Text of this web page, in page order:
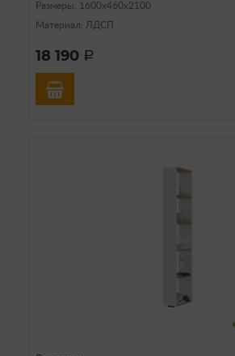
Размеры: 1600х460х2100
Материал: ЛДСП
18 190 a